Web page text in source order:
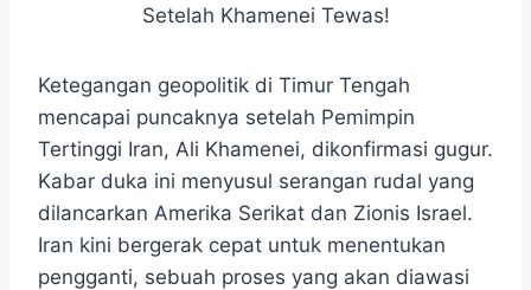
​Ketegangan geopolitik di Timur Tengah
mencapai puncaknya setelah Pemimpin
Tertinggi Iran, Ali Khamenei, dikonfirmasi gugur.​
Kabar duka ini menyusul serangan rudal yang
dilancarkan Amerika Serikat dan Zionis Israel.
Iran kini bergerak cepat untuk menentukan
pengganti, sebuah proses yang akan diawasi